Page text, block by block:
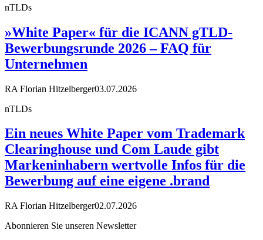
nTLDs
»White Paper« für die ICANN gTLD-
Bewerbungsrunde 2026 – FAQ für
Unternehmen
RA Florian Hitzelberger03.07.2026
nTLDs
Ein neues White Paper vom Trademark
Clearinghouse und Com Laude gibt
Markeninhabern wertvolle Infos für die
Bewerbung auf eine eigene .brand
RA Florian Hitzelberger02.07.2026
Abonnieren Sie unseren Newsletter